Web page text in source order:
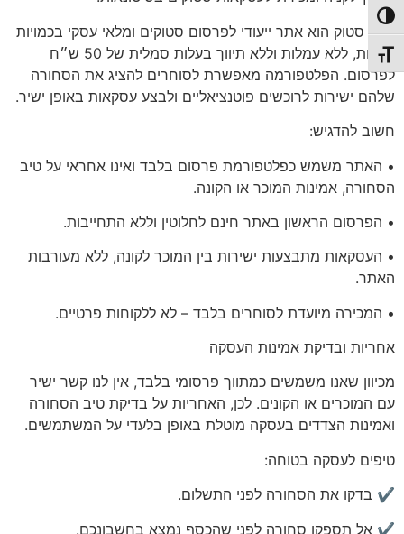
הפעל/כבה ניגודיות גבוהה
מתג גודל גופן
סיטי סטוק הוא אתר ייעודי לפרסום סטוקים ומלאי עסקי בכמויות
גדולות, ללא עמלות וללא תיווך בעלות סמלית של 50 ש״ח
לפרסום. הפלטפורמה מאפשרת לסוחרים להציג את הסחורה
שלהם ישירות לרוכשים פוטנציאליים ולבצע עסקאות באופן ישיר.
חשוב להדגיש:
• האתר משמש כפלטפורמת פרסום בלבד ואינו אחראי על טיב
הסחורה, אמינות המוכר או הקונה.
• הפרסום הראשון באתר חינם לחלוטין וללא התחייבות.
• העסקאות מתבצעות ישירות בין המוכר לקונה, ללא מעורבות
האתר.
• המכירה מיועדת לסוחרים בלבד – לא ללקוחות פרטיים.
אחריות ובדיקת אמינות העסקה
מכיוון שאנו משמשים כמתווך פרסומי בלבד, אין לנו קשר ישיר
עם המוכרים או הקונים. לכן, האחריות על בדיקת טיב הסחורה
ואמינות הצדדים בעסקה מוטלת באופן בלעדי על המשתמשים.
טיפים לעסקה בטוחה:
✔️ בדקו את הסחורה לפני התשלום.
✔️ אל תספקו סחורה לפני שהכסף נמצא בחשבונכם.